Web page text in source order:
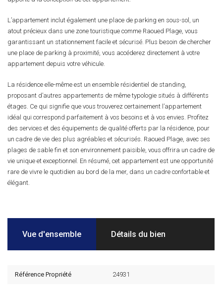
L’appartement inclut également une place de parking en sous-sol, un
atout précieux dans une zone touristique comme Raoued Plage, vous
garantissant un stationnement facile et sécurisé. Plus besoin de chercher
une place de parking à proximité, vous accéderez directement à votre
appartement depuis votre véhicule.
La résidence elle-même est un ensemble résidentiel de standing,
proposant d’autres appartements de même typologie situés à différents
étages. Ce qui signifie que vous trouverez certainement l’appartement
idéal qui correspond parfaitement à vos besoins et à vos envies. Profitez
des services et des équipements de qualité offerts par la résidence, pour
un cadre de vie des plus agréables et sécurisés. Raoued Plage, avec ses
plages de sable fin et son environnement paisible, vous offrira un cadre de
vie unique et exceptionnel. En résumé, cet appartement est une opportunité
rare de vivre le quotidien au bord de la mer, dans un cadre confortable et
élégant.
Vue d'ensemble Détails du bien
Référence Propriété 24931